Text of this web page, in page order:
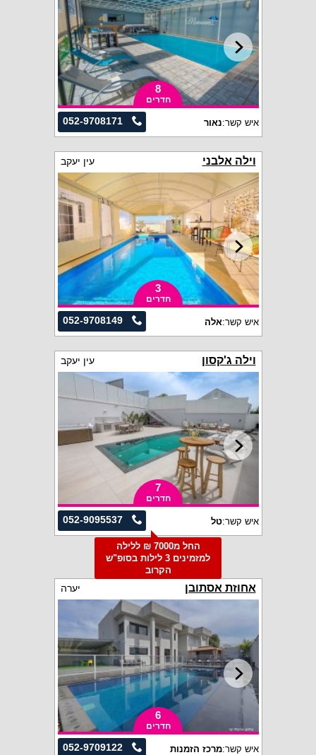
8
חדרים
052-9708171 איש קשר:נאור
וילה אלבני עין יעקב
3
חדרים
052-9708149 איש קשר:אלה
וילה ג'קסון עין יעקב
7
חדרים
052-9095537 איש קשר:טל
החל מ7000 ₪ ללילה
למזמינים 3 לילות בסופ"ש
הקרוב
אחוזת אסתובן יערה
6
חדרים
052-9709122 איש קשר:מרכז הזמנות